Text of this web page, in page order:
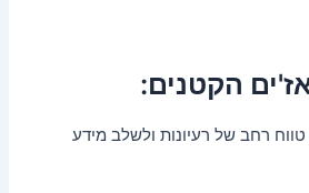
הקטנים:
טווח רחב של רעיונות ולשלב מידע